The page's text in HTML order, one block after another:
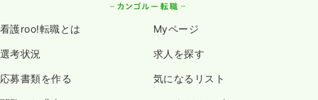
看護roo!転職とは Myページ
選考状況 求人を探す
応募書類を作る 気になるリスト